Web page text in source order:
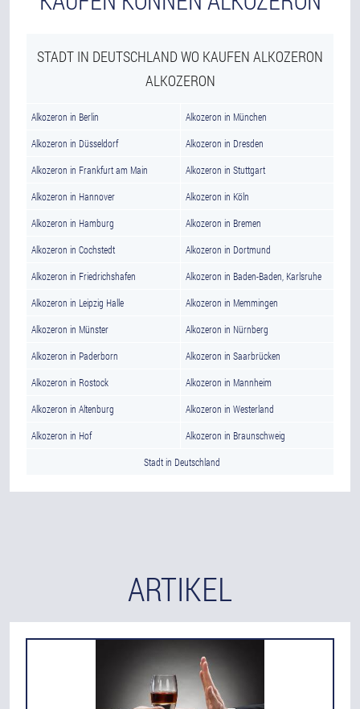
STADT IN DEUTSCHLAND WO KAUFEN ALKOZERON
ALKOZERON
Alkozeron in Berlin Alkozeron in München
Alkozeron in Düsseldorf Alkozeron in Dresden
Alkozeron in Frankfurt am Main Alkozeron in Stuttgart
Alkozeron in Hannover Alkozeron in Köln
Alkozeron in Hamburg Alkozeron in Bremen
Alkozeron in Cochstedt Alkozeron in Dortmund
Alkozeron in Friedrichshafen Alkozeron in Baden-Baden, Karlsruhe
Alkozeron in Leipzig Halle Alkozeron in Memmingen
Alkozeron in Münster Alkozeron in Nürnberg
Alkozeron in Paderborn Alkozeron in Saarbrücken
Alkozeron in Rostock Alkozeron in Mannheim
Alkozeron in Altenburg Alkozeron in Westerland
Alkozeron in Hof Alkozeron in Braunschweig
Stadt in Deutschland
ARTIKEL